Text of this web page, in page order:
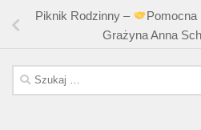
Piknik Rodzinny – Pomocna
Grażyna Anna
Szukaj: